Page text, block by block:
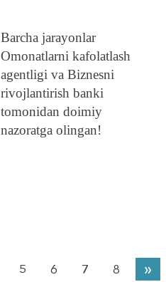
Barcha jarayonlar
Omonatlarni kafolatlash
agentligi va Biznesni
rivojlantirish banki
tomonidan doimiy
nazoratga olingan!
5 6 7 8 »